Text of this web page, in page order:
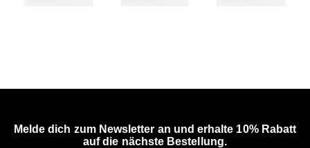
Melde dich zum Newsletter an und erhalte 10% Rabatt
auf die nächste Bestellung.